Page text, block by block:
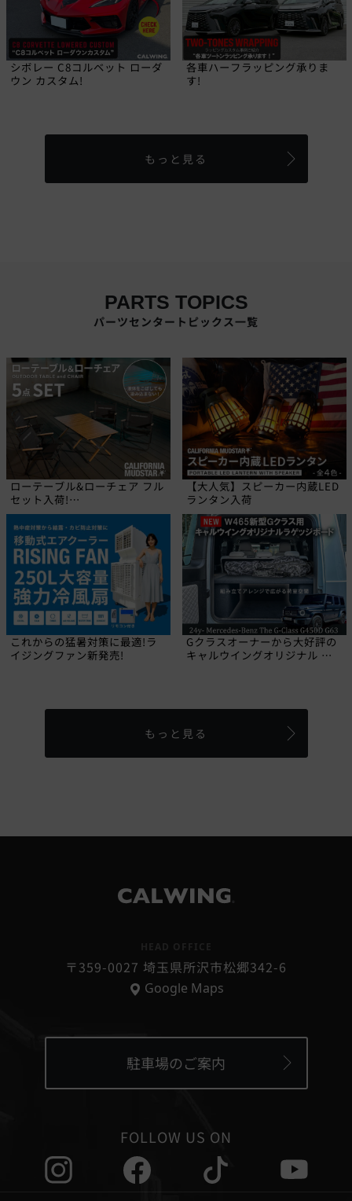
シボレー C8コルベット ローダ
ウン カスタム!
各車ハーフラッピング承りま
す!
もっと見る
PARTS TOPICS
パーツセンタートピックス一覧
ローテーブル&ローチェア フル
セット入荷!
【CALIFORNIA MUDSTAR】
【大人気】スピーカー内蔵LED
ランタン入荷
これからの猛暑対策に最適!ラ
イジングファン新発売!
Gクラスオーナーから大好評の
キャルウイングオリジナル ラ
もっと見る
〒359-0027 埼玉県所沢市松郷342-6
Google Maps
駐車場のご案内
FOLLOW US ON